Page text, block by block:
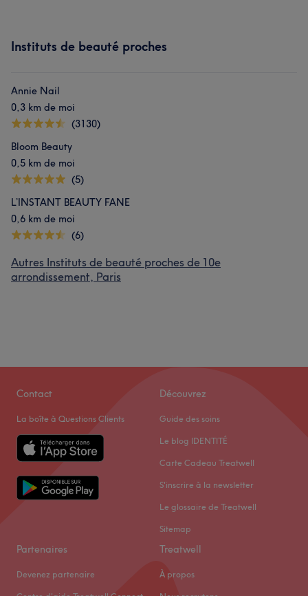
Instituts de beauté proches
Annie Nail
0,3 km de moi
(3130)
Bloom Beauty
0,5 km de moi
(5)
L’INSTANT BEAUTY FANE
0,6 km de moi
(6)
Autres Instituts de beauté proches de 10e
arrondissement, Paris
Contact
La boîte à Questions Clients
Découvrez
Guide des soins
Le blog IDENTITÉ
Carte Cadeau Treatwell
S'inscrire à la newsletter
Le glossaire de Treatwell
Sitemap
Partenaires
Devenez partenaire
Treatwell
À propos